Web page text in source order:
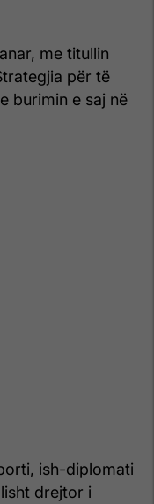
me titullin
për të
burimin e saj në
ish-diplomati
drejtor i